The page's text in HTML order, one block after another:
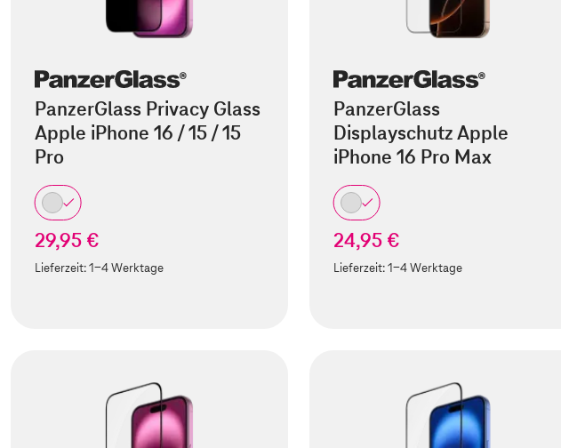
PanzerGlass Privacy Glass
Apple iPhone 16 / 15 / 15
Pro
29,95 €
Lieferzeit:1-4 Werktage
PanzerGlass
Displayschutz Apple
iPhone 16 Pro Max
24,95 €
Lieferzeit:1-4 Werktage